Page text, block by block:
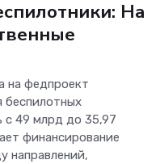
На
на федпроект
беспилотных
с 49 млрд до 35,97
финансирование
направлений,